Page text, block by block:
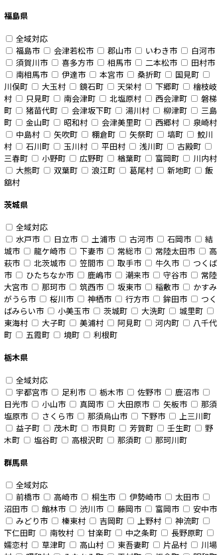
福島県
全域対応
福島市
会津若松市 郡山市 いわき市
白河市
須賀川市
喜多方市 相馬市 二本松市
田村市
南相馬市
伊達市 本宮市 桑折町
国見町
川俣町
大玉村 鏡石町 天栄村 下郷町
檜枝岐
村
只見町 南会津町 北塩原村 西会津町
磐梯
町
猪苗代町 会津坂下町 湯川村 柳津町
三島
町
金山町 昭和村 会津美里町 西郷村
泉崎村
中島村
矢吹町 棚倉町 矢祭町 塙町
鮫川
村
石川町 玉川村 平田村 浅川町
古殿町
三春町
小野町 広野町 楢葉町 富岡町
川内村
大熊町
双葉町 浪江町 葛尾村 新地町
飯
舘村
茨城県
全域対応
水戸市
日立市 土浦市 古河市 石岡市
結
城市
龍ケ崎市 下妻市 常総市 常陸太田市
高
萩市
北茨城市 笠間市 取手市 牛久市
つくば
市
ひたちなか市 鹿嶋市 潮来市 守谷市
常陸
大宮市
那珂市 筑西市 坂東市 稲敷市
かすみ
がうら市
桜川市 神栖市 行方市 鉾田市
つく
ばみらい市
小美玉市 茨城町 大洗町
城里町
東海村
大子町 美浦村 阿見町 河内町
八千代
町
五霞町 境町
利根町
栃木県
全域対応
宇都宮市
足利市 栃木市 佐野市
鹿沼市
日光市
小山市 真岡市 大田原市 矢板市
那須
塩原市
さくら市 那須烏山市 下野市
上三川町
益子町
茂木町 市貝町 芳賀町 壬生町
野
木町
塩谷町 高根沢町 那須町
那珂川町
群馬県
全域対応
前橋市
高崎市 桐生市 伊勢崎市
太田市
沼田市
館林市 渋川市 藤岡市 富岡市
安中市
みどり市
榛東村 吉岡町 上野村
神流町
下仁田町
南牧村 甘楽町 中之条町
長野原町
嬬恋村
草津町 高山村 東吾妻町 片品村
川場